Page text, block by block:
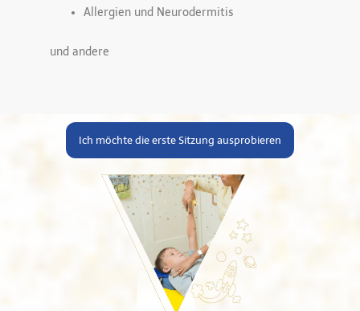
Allergien und Neurodermitis
und andere
Ich möchte die erste Sitzung ausprobieren